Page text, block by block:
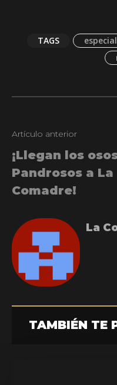
TAGS
Artículo anterior
¡Llegan los
Pandrosos a La
Comadre!
La
TAMBIÉN TE